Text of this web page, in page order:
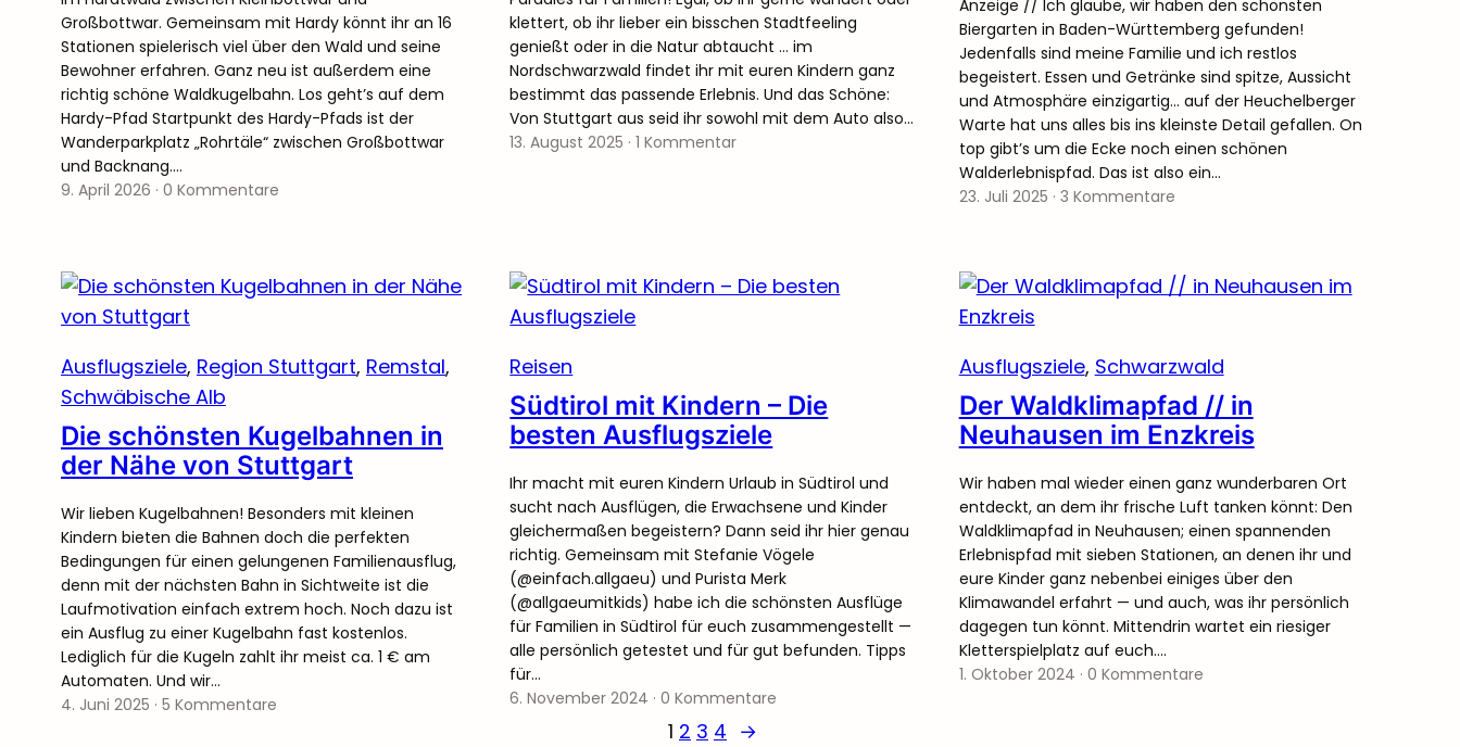
Großbottwar. Gemeinsam mit Hardy könnt ihr an 16
Stationen spielerisch viel über den Wald und seine
Bewohner erfahren. Ganz neu ist außerdem eine
richtig schöne Waldkugelbahn. Los geht’s auf dem
Hardy-Pfad Startpunkt des Hardy-Pfads ist der
Wanderparkplatz „Rohrtäle“ zwischen Großbottwar
und Backnang.…
9. April 2026 · 0 Kommentare
klettert, ob ihr lieber ein bisschen Stadtfeeling
genießt oder in die Natur abtaucht … im
Nordschwarzwald findet ihr mit euren Kindern ganz
bestimmt das passende Erlebnis. Und das Schöne:
Von Stuttgart aus seid ihr sowohl mit dem Auto also…
13. August 2025 ·1 Kommentar
Anzeige // Ich glaube, wir haben den schönsten
Biergarten in Baden-Württemberg gefunden!
Jedenfalls sind meine Familie und ich restlos
begeistert. Essen und Getränke sind spitze, Aussicht
und Atmosphäre einzigartig… auf der Heuchelberger
Warte hat uns alles bis ins kleinste Detail gefallen. On
top gibt’s um die Ecke noch einen schönen
Walderlebnispfad. Das ist also ein…
23. Juli 2025 · 3 Kommentare
Ausflugsziele, Region Stuttgart, Remstal
Schwäbische Alb
Die schönsten Kugelbahnen in
der Nähe von Stuttgart
Wir lieben Kugelbahnen! Besonders mit kleinen
Kindern bieten die Bahnen doch die perfekten
Bedingungen für einen gelungenen Familienausflug,
denn mit der nächsten Bahn in Sichtweite ist die
Laufmotivation einfach extrem hoch. Noch dazu ist
ein Ausflug zu einer Kugelbahn fast kostenlos.
Lediglich für die Kugeln zahlt ihr meist ca. 1 € am
Automaten. Und wir…
4. Juni 2025 · 5 Kommentare
Reisen
Südtirol mit Kindern – Die
besten Ausflugsziele
Ihr macht mit euren Kindern Urlaub in Südtirol und
sucht nach Ausflügen, die Erwachsene und Kinder
gleichermaßen begeistern? Dann seid ihr hier genau
richtig. Gemeinsam mit Stefanie Vögele
(@einfach.allgaeu) und Purista Merk
(@allgaeumitkids) habe ich die schönsten Ausflüge
für Familien in Südtirol für euch zusammengestellt —
alle persönlich getestet und für gut befunden. Tipps
für…
6. November 2024 ·0 Kommentare
Ausflugsziele, Schwarzwald
Der Waldklimapfad // in
Neuhausen im Enzkreis
Wir haben mal wieder einen ganz wunderbaren Ort
entdeckt, an dem ihr frische Luft tanken könnt: Den
Waldklimapfad in Neuhausen; einen spannenden
Erlebnispfad mit sieben Stationen, an denen ihr und
eure Kinder ganz nebenbei einiges über den
Klimawandel erfahrt — und auch, was ihr persönlich
dagegen tun könnt. Mittendrin wartet ein riesiger
Kletterspielplatz auf euch.…
1. Oktober 2024 · 0 Kommentare
1 2 3 4 →